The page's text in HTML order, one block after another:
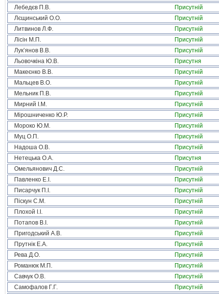
Лебедєв П.В.
Присутній
Лєщинський О.О.
Присутній
Литвинов Л.Ф.
Присутній
Лісін М.П.
Присутній
Лук’янов В.В.
Присутній
Льовочкіна Ю.В.
Присутня
Макеєнко В.В.
Присутній
Мальцев В.О.
Присутній
Мельник П.В.
Присутній
Мирний І.М.
Присутній
Мірошниченко Ю.Р.
Присутній
Мороко Ю.М.
Присутній
Муц О.П.
Присутній
Надоша О.В.
Присутній
Нетецька О.А.
Присутня
Омельянович Д.С.
Присутній
Павленко Е.І.
Присутній
Писарчук П.І.
Присутній
Піскун С.М.
Присутній
Плохой І.І.
Присутній
Потапов В.І.
Присутній
Пригодський А.В.
Присутній
Прутнік Е.А.
Присутній
Рева Д.О.
Присутній
Романюк М.П.
Присутній
Савчук О.В.
Присутній
Самофалов Г.Г.
Присутній